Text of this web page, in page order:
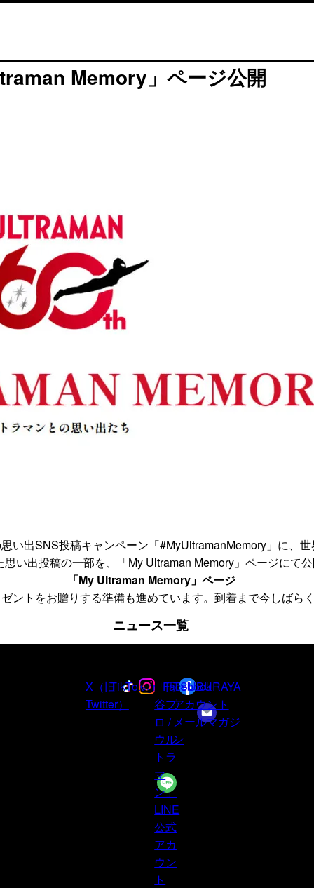
Memory」ページ公開
い出SNS投稿キャンペーン「#MyUltramanMemory」に、
い出投稿の一部を、「My Ultraman Memory」ページにて
「My Ultraman Memory」ページ
ントをお贈りする準備も進めています。到着まで今しばら
ニュース一覧
X（旧
Twitter）
TikTok
Instagram
「円
谷プ
ロ /
ウル
トラ
マ
ン」
LINE
公式
アカ
ウン
ト
Facebook
TSUBURAYA
アカウント
メールマガジ
ン